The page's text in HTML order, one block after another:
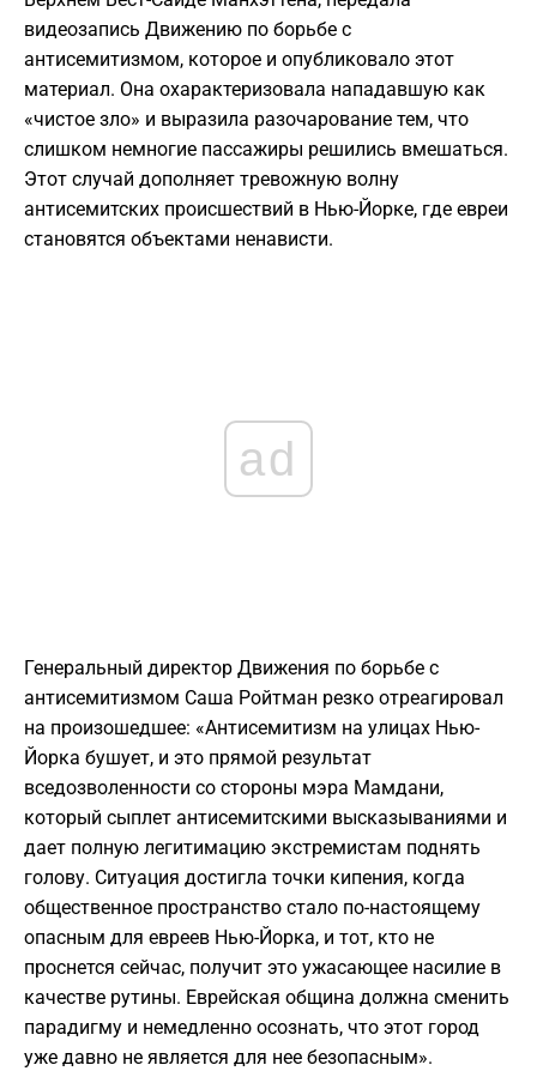
видеозапись Движению по борьбе с
антисемитизмом, которое и опубликовало этот
материал. Она охарактеризовала нападавшую как
«чистое зло» и выразила разочарование тем, что
слишком немногие пассажиры решились вмешаться.
Этот случай дополняет тревожную волну
антисемитских происшествий в Нью-Йорке, где евреи
становятся объектами ненависти.
ad
Генеральный директор Движения по борьбе с
антисемитизмом Саша Ройтман резко отреагировал
на произошедшее: «Антисемитизм на улицах Нью-
Йорка бушует, и это прямой результат
вседозволенности со стороны мэра Мамдани,
который сыплет антисемитскими высказываниями и
дает полную легитимацию экстремистам поднять
голову. Ситуация достигла точки кипения, когда
общественное пространство стало по-настоящему
опасным для евреев Нью-Йорка, и тот, кто не
проснется сейчас, получит это ужасающее насилие в
качестве рутины. Еврейская община должна сменить
парадигму и немедленно осознать, что этот город
уже давно не является для нее безопасным».